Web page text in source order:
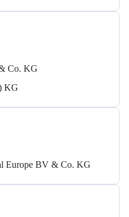
Co. KG
KG
Europe BV & Co. KG